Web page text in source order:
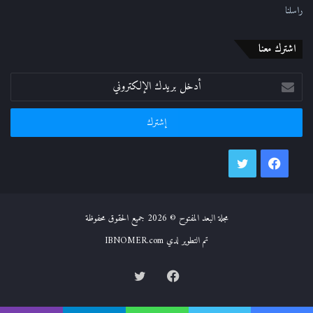
راسلنا
اشترك معنا
أدخل
بريدك
الإلكتروني
فيسبوك
مجلة البعد المفتوح © 2026 جميع الحقوق محفوظة
تم التطوير لدي IBNOMER.com
فيسبوك